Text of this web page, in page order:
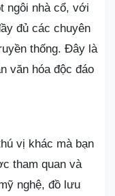
ngôi nhà cổ, với
đủ các chuyên
thống. Đây là
văn hóa độc đáo
vị khác mà bạn
tham quan và
nghệ, đồ lưu